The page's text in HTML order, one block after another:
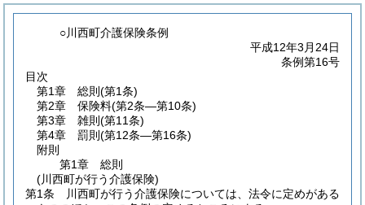
○川西町介護保険条例
平成12年3月24日
条例第16号
目次
第1章
総則 (第1条)
第2章
保険料(第2条―第10条)
第3章
雑則 (第11条)
第4章
罰則 (第12条―第16条)
附則
第1章
総則
(川西町が行う介護保険)
第1条
川西町が行う介護保険については、法令に定めがある